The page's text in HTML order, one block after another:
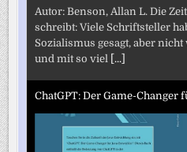
Autor: Benson, Allan L. Die
schreibt: Viele Schriftsteller
Sozialismus gesagt, aber
und mit so viel [...]
ChatGPT: Der Game-